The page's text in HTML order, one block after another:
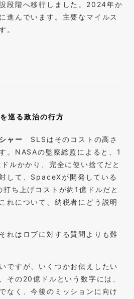
段階へ移行しました。2024年か
進んでいます。主要なマイルス
。
巡る政治の行方
ャー SLSはそのコストの高さ
。NASAの監察総監によると、1
ルかかり、完全に使い捨てだと
して、SpaceXが開発している
ち上げコストが約1億ドルだと
れについて、納税者にどう説明
れはロブに対する質問よりも難
ですが、いくつかお伝えしたい
その20億ドルという数字には、
なく、今後のミッションに向け